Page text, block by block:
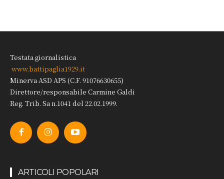
Testata giornalistica
www.battipaglia1929.it
Minerva ASD APS (C.F. 91076630655)
Direttore/responsabile Carmine Galdi
Reg. Trib. Sa n.1041 del 22.02.1999.
ARTICOLI POPOLARI